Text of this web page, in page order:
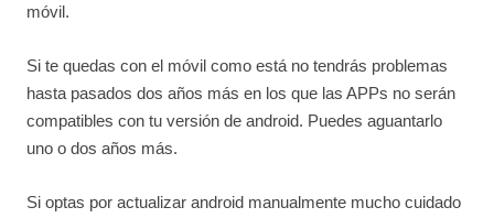
móvil.
Si te quedas con el móvil como está no tendrás problemas
hasta pasados dos años más en los que las APPs no serán
compatibles con tu versión de android. Puedes aguantarlo
uno o dos años más.
Si optas por actualizar android manualmente mucho cuidado